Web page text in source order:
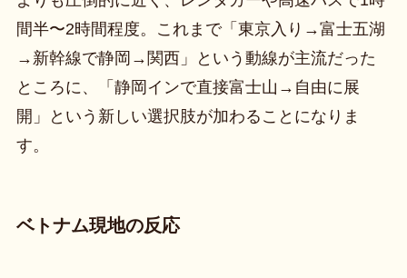
間半〜2時間程度。これまで「東京入り→富士五湖
→新幹線で静岡→関西」という動線が主流だった
ところに、「静岡インで直接富士山→自由に展
開」という新しい選択肢が加わることになりま
す。
ベトナム現地の反応